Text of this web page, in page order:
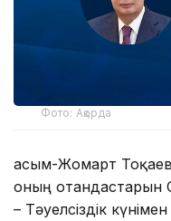
Фото: Ақорда
Қасым-Жомарт
оның отандастарын
– Тәуелсіздік